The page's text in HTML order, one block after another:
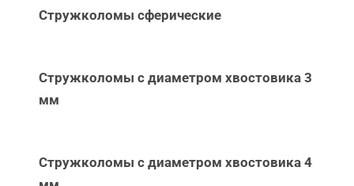
Стружколомы сферические
Стружколомы с диаметром хвостовика 3
мм
Стружколомы с диаметром хвостовика 4